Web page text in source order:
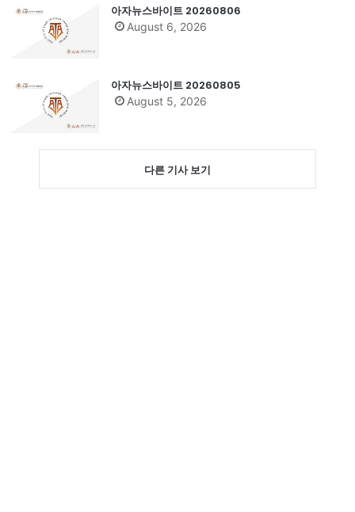
아자뉴스바이트 20260806
August 6, 2026
아자뉴스바이트 20260805
August 5, 2026
다른 기사 보기